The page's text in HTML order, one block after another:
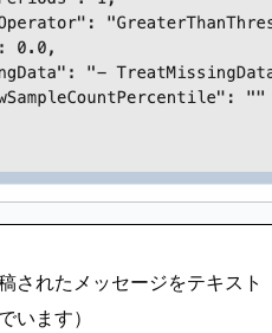
されたメッセージをテキスト
います）